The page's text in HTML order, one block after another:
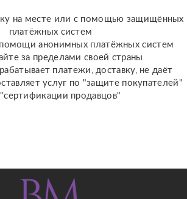
высокий уровень
сервиса, приватную
атмосферу и к...
на месте или с помощью защищённых
платёжных систем
анонимных платёжных систем
за пределами своей страны
платежи, доставку, не даёт
услуг по "защите покупателей"
продавцов"